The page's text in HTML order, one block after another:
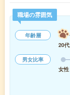
職場の雰囲気
年齢層
20代
男女比率
女性